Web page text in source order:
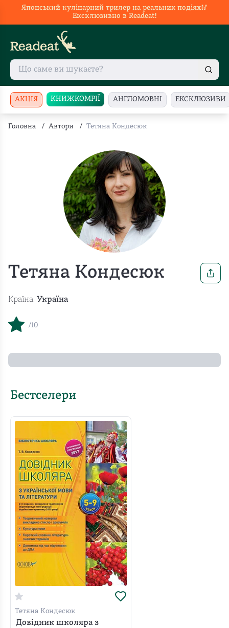
Японський кулінарний трилер на реальних подіях🥢
Ексклюзивно в Readeat!
АКЦІЯ КНИЖКОМРІЇ АНГЛОМОВНІ ЕКСКЛЮЗИВИ
Головна / Автори / Тетяна Кондесюк
Тетяна Кондесюк
Країна: Україна
/10
Бестселери
Тетяна Кондесюк
Довідник школяра з